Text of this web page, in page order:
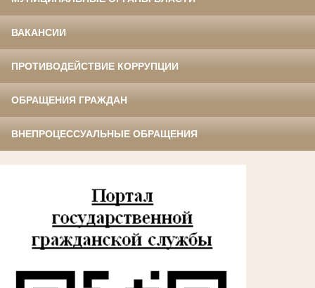
ВАКАНСИИ
ПРОТИВОДЕЙСТВИЕ КОРРУПЦИИ
ОБРАЩЕНИЯ ГРАЖДАН
ВНЕПРОЦЕССУАЛЬНЫЕ ОБРАЩЕНИЯ